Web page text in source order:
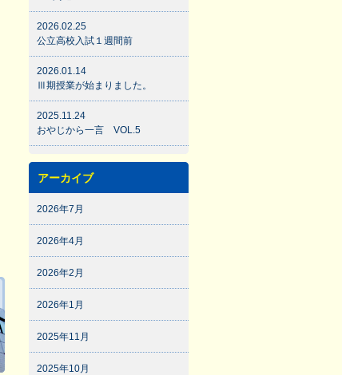
2026.02.25
公立高校入試１週間前
2026.01.14
Ⅲ期授業が始まりました。
2025.11.24
おやじから一言 VOL.5
アーカイブ
2026年7月
2026年4月
2026年2月
2026年1月
2025年11月
2025年10月